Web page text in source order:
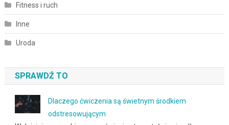
Fitness i ruch
Inne
Uroda
SPRAWDŹ TO
Dlaczego ćwiczenia są świetnym środkiem
odstresowującym